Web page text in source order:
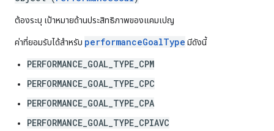
ต้องระบุ เป้าหมายด้านประสิทธิภาพของแคมเปญ
ค่าที่ยอมรับได้สำหรับ performanceGoalType มีดังนี้
PERFORMANCE_GOAL_TYPE_CPM
PERFORMANCE_GOAL_TYPE_CPC
PERFORMANCE_GOAL_TYPE_CPA
PERFORMANCE_GOAL_TYPE_CPIAVC